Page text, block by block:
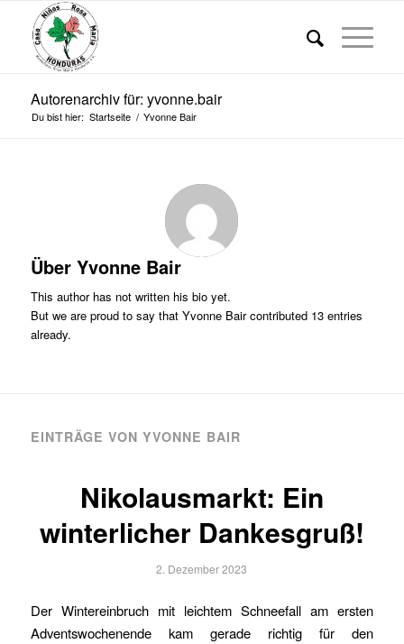
Autorenarchiv für: yvonne.bair
Du bist hier: Startseite / Yvonne Bair
Über Yvonne Bair
This author has not written his bio yet.
But we are proud to say that Yvonne Baircontributed 13 entries
already.
EINTRÄGE VON YVONNE BAIR
Nikolausmarkt: Ein
winterlicher Dankesgruß!
2. Dezember 2023
Der Wintereinbruch mit leichtem Schneefall am ersten
Adventswochenende kam gerade richtig für den